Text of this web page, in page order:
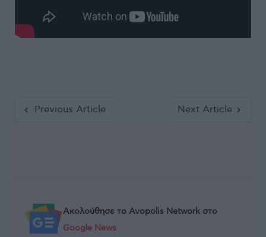
Previous Article Next Article
Ακολούθησε το Avopolis Network στο
Google News